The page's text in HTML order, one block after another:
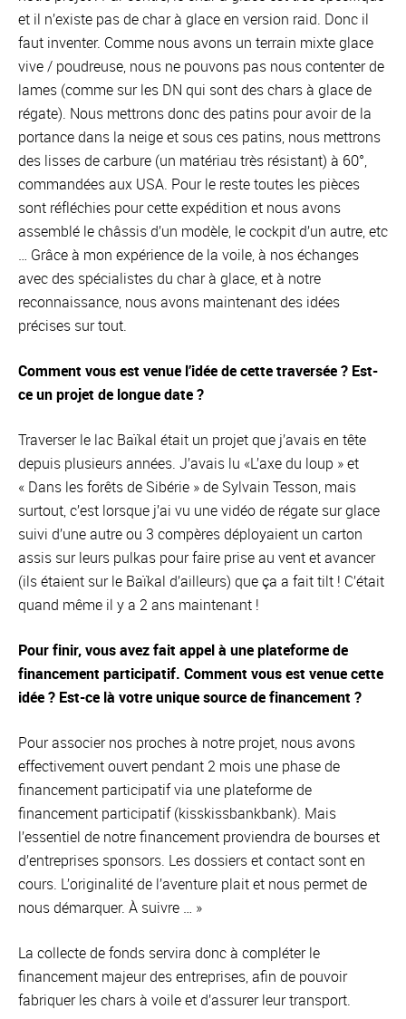
et il n’existe pas de char à glace en version raid. Donc il
faut inventer. Comme nous avons un terrain mixte glace
vive / poudreuse, nous ne pouvons pas nous contenter de
lames (comme sur les DN qui sont des chars à glace de
régate). Nous mettrons donc des patins pour avoir de la
portance dans la neige et sous ces patins, nous mettrons
des lisses de carbure (un matériau très résistant) à 60°,
commandées aux USA. Pour le reste toutes les pièces
sont réfléchies pour cette expédition et nous avons
assemblé le châssis d’un modèle, le cockpit d’un autre, etc
… Grâce à mon expérience de la voile, à nos échanges
avec des spécialistes du char à glace, et à notre
reconnaissance, nous avons maintenant des idées
précises sur tout.
Comment vous est venue l’idée de cette traversée ? Est-
ce un projet de longue date ?
Traverser le lac Baïkal était un projet que j’avais en tête
depuis plusieurs années. J’avais lu «L’axe du loup » et
« Dans les forêts de Sibérie » de Sylvain Tesson, mais
surtout, c’est lorsque j’ai vu une vidéo de régate sur glace
suivi d’une autre ou 3 compères déployaient un carton
assis sur leurs pulkas pour faire prise au vent et avancer
(ils étaient sur le Baïkal d’ailleurs) que ça a fait tilt ! C’était
quand même il y a 2 ans maintenant !
Pour finir, vous avez fait appel à une plateforme de
financement participatif. Comment vous est venue cette
idée ? Est-ce là votre unique source de financement ?
Pour associer nos proches à notre projet, nous avons
effectivement ouvert pendant 2 mois une phase de
financement participatif via une plateforme de
financement participatif (kisskissbankbank). Mais
l’essentiel de notre financement proviendra de bourses et
d’entreprises sponsors. Les dossiers et contact sont en
cours. L’originalité de l’aventure plait et nous permet de
nous démarquer. À suivre … »
La collecte de fonds servira donc à compléter le
financement majeur des entreprises, afin de pouvoir
fabriquer les chars à voile et d’assurer leur transport.